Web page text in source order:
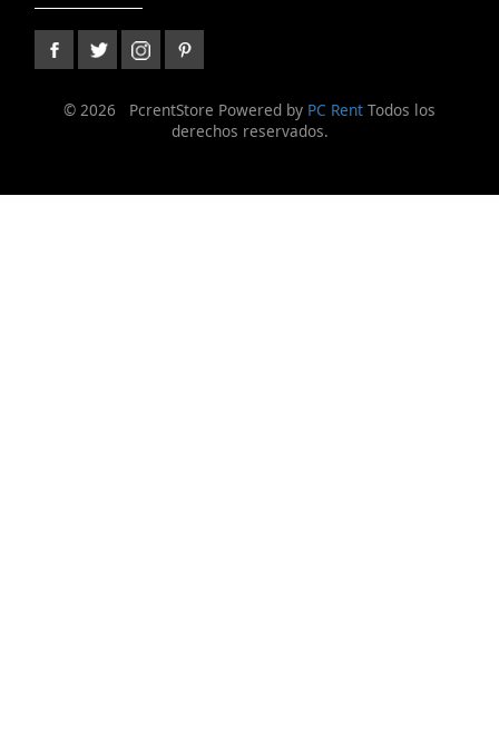
© 2026 PcrentStore Powered by PC Rent Todos los
derechos reservados.